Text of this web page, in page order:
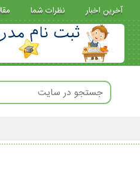
آخرین اخبار نظرات شما